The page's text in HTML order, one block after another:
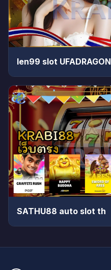
len99 slot UFADRAGON
SATHU88 auto slot th